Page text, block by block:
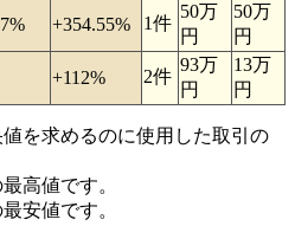
+354.55% 1件
50万
円
50万
円
+112% 2件
93万
円
13万
円
を求めるのに使用した取引の
高値です。
安値です。